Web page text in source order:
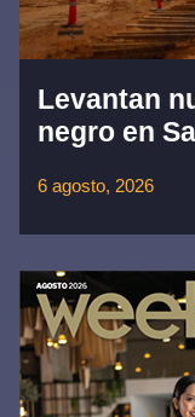
Levantan
negro en
6 agosto, 2026